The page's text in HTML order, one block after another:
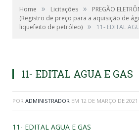
Home » Licitações »
PREGÃO
(Registro de preço para a aquisição de
liquefeito de petróleo) » 11- EDITAL
11- EDITAL AGUA E GAS
POR ADMINISTRADOR EM 12 DE MARÇO DE 2021
11- EDITAL AGUA E GAS